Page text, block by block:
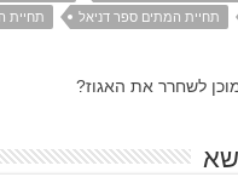
תחיית המתים ספר דניאל תחיית
לשחרר את האגוז?